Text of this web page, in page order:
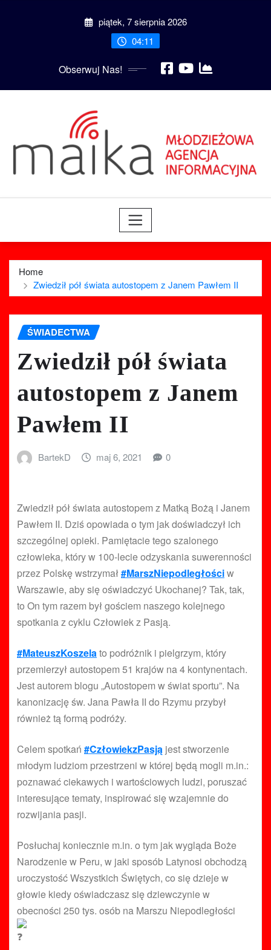
piątek, 7 sierpnia 2026
04:11
Obserwuj Nas!
Home
Zwiedził pół świata autostopem z Janem Pawłem II
ŚWIADECTWA
Zwiedził pół świata
autostopem z Janem
Pawłem II
BartekD maj 6, 2021 0
Zwiedził pół świata autostopem z Matką Bożą i Janem
Pawłem II. Dziś opowiada o tym jak doświadczył ich
szczególnej opieki. Pamiętacie tego szalonego
człowieka, który w 100-lecie odzyskania suwerenności
przez Polskę wstrzymał #MarszNiepodległości​ w
Warszawie, aby się oświadczyć Ukochanej? Tak, tak,
to On tym razem był gościem naszego kolejnego
spotkania z cyklu Człowiek z Pasją.
#MateuszKoszela​ to podróżnik i pielgrzym, który
przemierzył autostopem 51 krajów na 4 kontynentach.
Jest autorem blogu „Autostopem w świat sportu”. Na
kanonizację św. Jana Pawła II do Rzymu przybył
również tą formą podróży.
Celem spotkań #CzłowiekzPasją ​ jest stworzenie
młodym ludziom przestrzeni w której będą mogli m.in.:
poznawać ciekawych i wartościowych ludzi, poruszać
interesujące tematy, inspirować się wzajemnie do
rozwijania pasji.
Posłuchaj koniecznie m.in. o tym jak wygląda Boże
Narodzenie w Peru, w jaki sposób Latynosi obchodzą
uroczystość Wszystkich Świętych, co się dzieje w
głowie kiedy oświadczasz się dziewczynie w
obecności 250 tys. osób na Marszu Niepodległości